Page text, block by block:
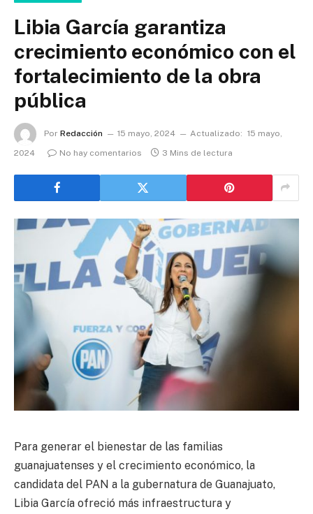
Libia García garantiza
crecimiento económico con el
fortalecimiento de la obra
pública
Por Redacción 15 mayo, 2024 Actualizado: 15 mayo,
2024
No hay comentarios 3 Mins de lectura
Para generar el bienestar de las familias
guanajuatenses y el crecimiento económico, la
candidata del PAN a la gubernatura de Guanajuato,
Libia García ofreció más infraestructura y